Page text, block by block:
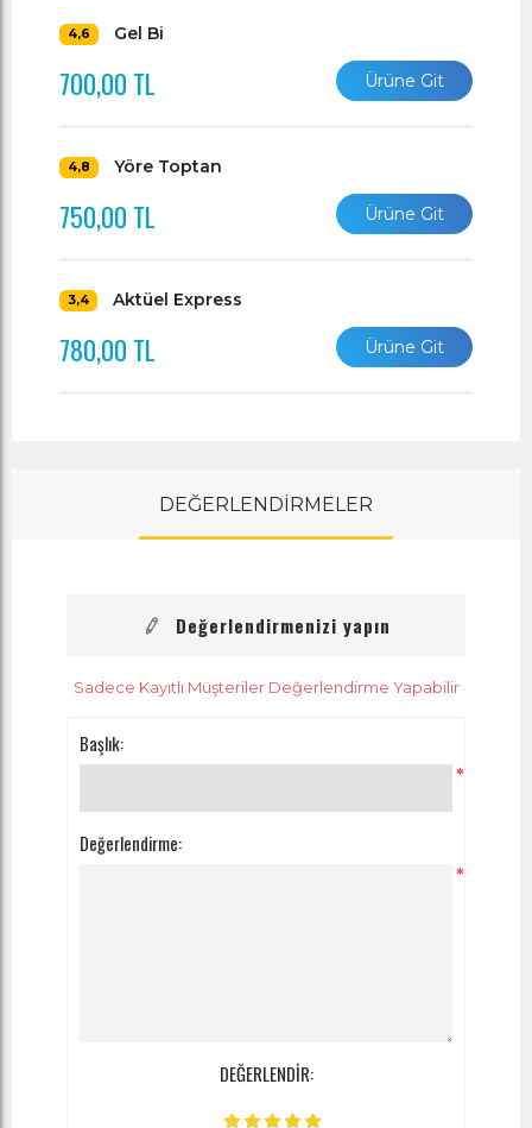
4,6 Gel Bi
700,00 TL Ürüne Git
4,8 Yöre Toptan
750,00 TL Ürüne Git
3,4 Aktüel Express
780,00 TL Ürüne Git
DEĞERLENDİRMELER
Değerlendirmenizi yapın
Sadece Kayıtlı Müşteriler Değerlendirme Yapabilir
Başlık:
*
Değerlendirme:
*
DEĞERLENDİR: